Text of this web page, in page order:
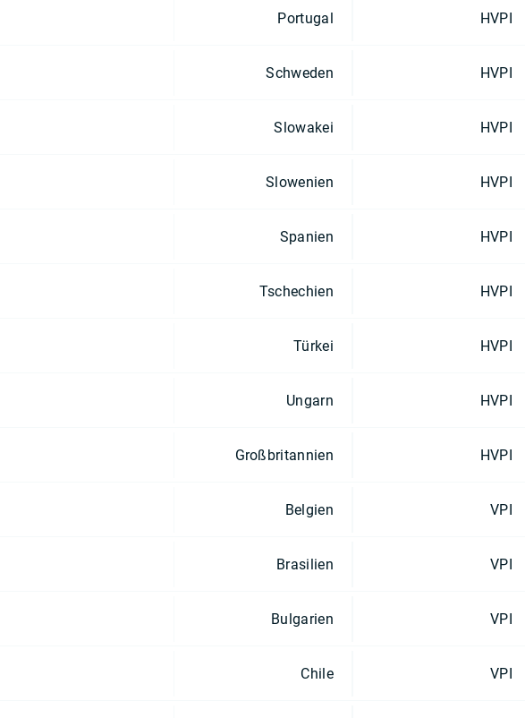
Portugal HVPI
Schweden HVPI
Slowakei HVPI
Slowenien HVPI
Spanien HVPI
Tschechien HVPI
Türkei HVPI
Ungarn HVPI
Großbritannien HVPI
Belgien VPI
Brasilien VPI
Bulgarien VPI
Chile VPI